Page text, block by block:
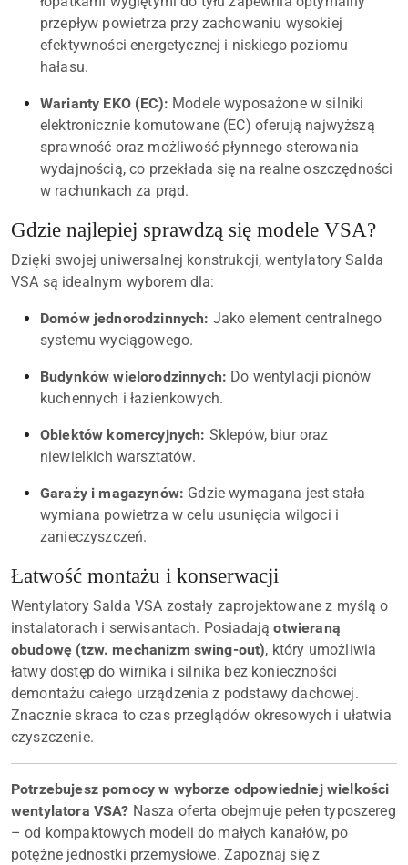
przepływ powietrza przy zachowaniu wysokiej
efektywności energetycznej i niskiego poziomu
hałasu.
Warianty EKO (EC): Modele wyposażone w silniki
elektronicznie komutowane (EC) oferują najwyższą
sprawność oraz możliwość płynnego sterowania
wydajnością, co przekłada się na realne oszczędności
w rachunkach za prąd.
Gdzie najlepiej sprawdzą się modele VSA?
Dzięki swojej uniwersalnej konstrukcji, wentylatory Salda
VSA są idealnym wyborem dla:
Domów jednorodzinnych: Jako element centralnego
systemu wyciągowego.
Budynków wielorodzinnych: Do wentylacji pionów
kuchennych i łazienkowych.
Obiektów komercyjnych: Sklepów, biur oraz
niewielkich warsztatów.
Garaży i magazynów: Gdzie wymagana jest stała
wymiana powietrza w celu usunięcia wilgoci i
zanieczyszczeń.
Łatwość montażu i konserwacji
Wentylatory Salda VSA zostały zaprojektowane z myślą o
instalatorach i serwisantach. Posiadająotwieraną
obudowę (tzw. mechanizm swing-out), który umożliwia
łatwy dostęp do wirnika i silnika bez konieczności
demontażu całego urządzenia z podstawy dachowej.
Znacznie skraca to czas przeglądów okresowych i ułatwia
czyszczenie.
Potrzebujesz pomocy w wyborze odpowiedniej wielkości
wentylatora VSA? Nasza oferta obejmuje pełen typoszereg
– od kompaktowych modeli do małych kanałów, po
potężne jednostki przemysłowe. Zapoznaj się z